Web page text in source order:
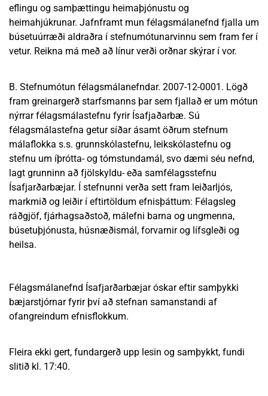
eflingu og samþættingu heimaþjónustu og
heimahjúkrunar. Jafnframt mun félagsmálanefnd fjalla um
búsetuúrræði aldraðra í stefnumótunarvinnu sem fram fer í
vetur. Reikna má með að línur verði orðnar skýrar í vor.
B. Stefnumótun félagsmálanefndar. 2007-12-0001. Lögð
fram greinargerð starfsmanns þar sem fjallað er um mótun
nýrrar félagsmálastefnu fyrir Ísafjaðarbæ. Sú
félagsmálastefna getur síðar ásamt öðrum stefnum
málaflokka s.s. grunnskólastefnu, leikskólastefnu og
stefnu um íþrótta- og tómstundamál, svo dæmi séu nefnd,
lagt grunninn að fjölskyldu- eða samfélagsstefnu
Ísafjarðarbæjar. Í stefnunni verða sett fram leiðarljós,
markmið og leiðir í eftirtöldum efnisþáttum: Félagsleg
ráðgjöf, fjárhagsaðstoð, málefni barna og ungmenna,
búsetuþjónusta, húsnæðismál, forvarnir og lífsgleði og
heilsa.
Félagsmálanefnd Ísafjarðarbæjar óskar eftir samþykki
bæjarstjórnar fyrir því að stefnan samanstandi af
ofangreindum efnisflokkum.
Fleira ekki gert, fundargerð upp lesin og samþykkt, fundi
slitið kl. 17:40.